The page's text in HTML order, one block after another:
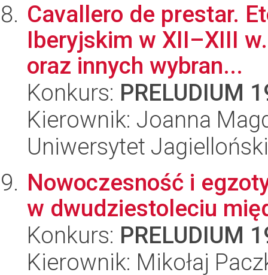
Cavallero de prestar.
Iberyjskim w XII–XIII
oraz innych wybran...
Konkurs: PRELUDIUM
Kierownik: Joanna
Uniwersytet
Nowoczesność i
w dwudziestoleciu
Konkurs: PRELUDIUM
Kierownik: Mikołaj